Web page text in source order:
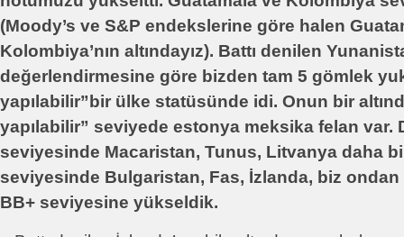
(Moody’s ve S&P endekslerine göre halen
Kolombiya’nın altındayız). Battı denilen
değerlendirmesine göre bizden tam 5 gömlek
yapılabilir”bir ülke statüsünde idi. Onun bir
yapılabilir” seviyede estonya meksika felan var.
seviyesinde Macaristan, Tunus, Litvanya daha
seviyesinde Bulgaristan, Fas, İzlanda, biz ondan
BB+ seviyesine yükseldik.